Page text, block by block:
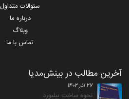
سئوالات متداول
درباره ما
وبلاگ
تماس با ما
آخرین مطالب در بینش‌مدیا
27 آذر 1402
نحوه ساخت بیلبورد